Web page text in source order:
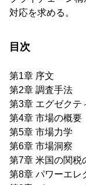
対応を求める。
目次
第1章 序文
第2章 調査手法
第3章 エグゼクテ
第4章 市場の概要
第5章 市場力学
第6章 市場洞察
第7章 米国の関税
第8章 パワーエレ